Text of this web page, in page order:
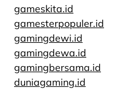
gameskita.id
gamesterpopuler.id
gamingdewi.id
gamingdewa.id
gamingbersama.id
duniagaming.id